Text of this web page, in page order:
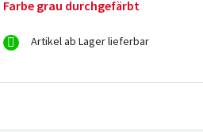
Farbe grau durchgefärbt
Artikel ab Lager lieferbar